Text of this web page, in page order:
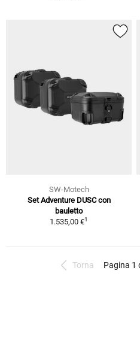
SW-Motech
Set Adventure DUSC con
bauletto
1.535,00 €1
Torna Pagina 1